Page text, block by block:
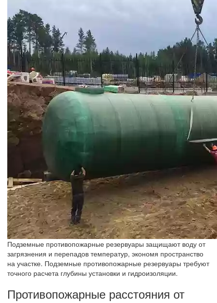
Подземные противопожарные резервуары защищают воду от
загрязнения и перепадов температур, экономя пространство
на участке. Подземные противопожарные резервуары требуют
точного расчета глубины установки и гидроизоляции.
Противопожарные расстояния от